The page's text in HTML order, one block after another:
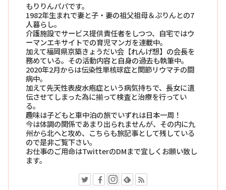
もりりんパパです。
1982年生まれで妻と子・妻の祖父祖母＆ぷりんとの7
人暮らし。
介護施設でサービス提供責任者をしつつ、自宅ではウ
ーマンエキサイトでの育児マンガを連載中。
加えて福岡県京築きょうだい会【れんげ想】の会長を
務めている。その活動内容と自身の過去も執筆中。
2020年2月からは伝染性単核球症と関節リウマチの闘
病中。
加えて先天性表皮水疱症という病気持ちで、長女に遺
伝させてしまった為に揃って検査と治療を行ってい
る。
趣味は子どもと車中泊の旅でいずれは日本一周！
今は体調の関係であまり出られませんが、その内に九
州から北へと攻め、こちらも旅記事として残している
ので是非ご覧下さい。
お仕事のご用命はTwitterのDMまで宜しくお願い致し
ます。